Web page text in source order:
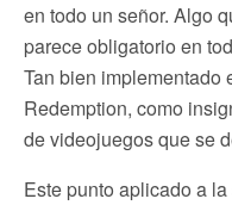
en todo un señor. Algo
parece obligatorio en
Tan bien implementado
Redemption, como
de videojuegos que se
Este punto aplicado a